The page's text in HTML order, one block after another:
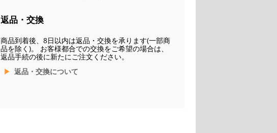
返品・交換
商品到着後、8日以内は返品・交換を承ります(一部商
品を除く)。 お客様都合での交換をご希望の場合は、
返品手続の後に新たにご注文ください。
返品・交換について